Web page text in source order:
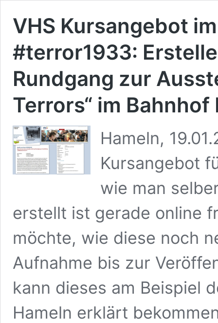
VHS Kursangebot
#terror1933:
Rundgang zur
Terrors“ im Bahnhof
Hameln,
Kursangebot
wie man
erstellt ist gerade online
möchte, wie diese noch
Aufnahme bis zur
kann dieses am Beispiel
Hameln erklärt